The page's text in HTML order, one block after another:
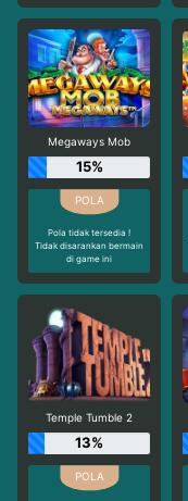
Megaways Mob
15%
Pola tidak tersedia !
Tidak disarankan bermain
di game ini
Temple Tumble 2
13%